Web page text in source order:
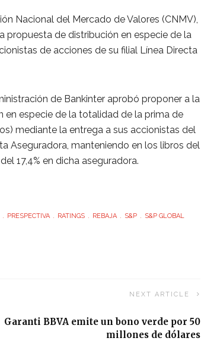
Nacional del Mercado de Valores (CNMV),
propuesta de distribución en especie de la
de acciones de su filial Línea Directa
de Bankinter aprobó proponer a la
en especie de la totalidad de la prima de
mediante la entrega a sus accionistas del
Aseguradora, manteniendo en los libros del
17,4% en dicha aseguradora.
PRESPECTIVA RATINGS REBAJA S&P S&P GLOBAL
NEXT ARTICLE
Garanti BBVA emite un bono verde por 50
millones de dólares